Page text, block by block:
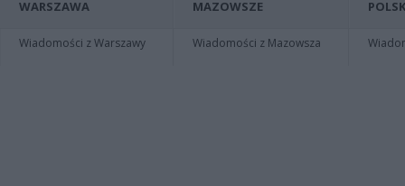
WARSZAWA
Wiadomości z Warszawy
MAZOWSZE
Wiadomości z Mazowsza